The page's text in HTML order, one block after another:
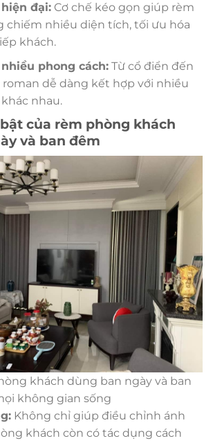
đại:Cơ chế kéo gọn giúp rèm
chiếm nhiều diện tích, tối ưu hóa
khách.
phong cách:Từ cổ điển đến
roman dễ dàng kết hợp với nhiều
nhau.
của rèm phòng khách
và ban đêm
khách dùng ban ngày và ban
không gian sống
Không chỉ giúp điều chỉnh ánh
khách còn có tác dụng cách